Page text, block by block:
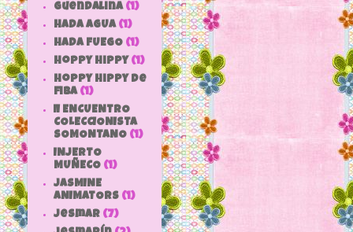
Guendalina (1)
HADA AGUA (1)
HADA FUEGO (1)
hoppy hippy (1)
hoppy hippy de
fiba (1)
II ENCUENTRO
COLECCIONISTA
SOMONTANO (1)
INJERTO
MUÑECO (1)
JASMINE
ANIMATORS (1)
jesmar (7)